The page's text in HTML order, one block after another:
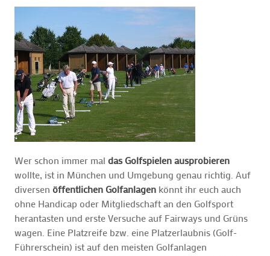
GOLF NEWS
GOLFEINSTEIGER
GOLFHOTELS
Wer schon immer mal das Golfspielen ausprobieren
wollte, ist in München und Umgebung genau richtig. Auf
diversen öffentlichen Golfanlagen könnt ihr euch auch
ohne Handicap oder Mitgliedschaft an den Golfsport
herantasten und erste Versuche auf Fairways und Grüns
wagen. Eine Platzreife bzw. eine Platzerlaubnis (Golf-
Führerschein) ist auf den meisten Golfanlagen